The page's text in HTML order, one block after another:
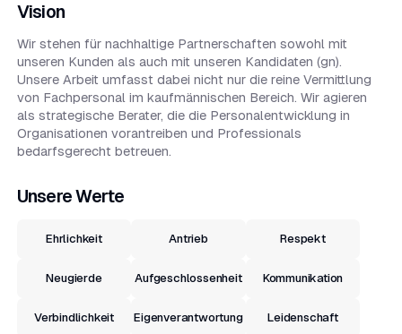
Vision
Wir stehen für nachhaltige Partnerschaften sowohl mit
unseren Kunden als auch mit unseren Kandidaten (gn).
Unsere Arbeit umfasst dabei nicht nur die reine Vermittlung
von Fachpersonal im kaufmännischen Bereich. Wir agieren
als strategische Berater, die die Personalentwicklung in
Organisationen vorantreiben und Professionals
bedarfsgerecht betreuen.
Unsere Werte
Ehrlichkeit Antrieb Respekt
Neugierde Aufgeschlossenheit Kommunikation
Verbindlichkeit Eigenverantwortung Leidenschaft